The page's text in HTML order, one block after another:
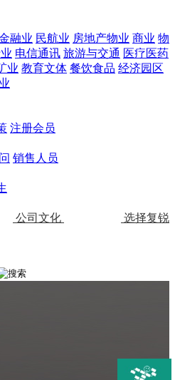
融业 民航业 房地产物业 商业 物
电信通讯 旅游与交通 医疗医药
业 教育文体 餐饮食品 经济园区
注册会员
销售人员
公司文化
选择复锐